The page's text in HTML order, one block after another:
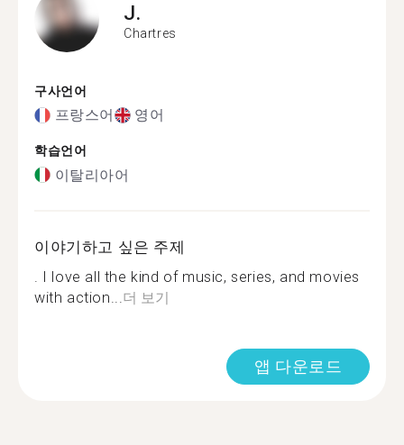
J.
Chartres
구사언어
프랑스어 영어
학습언어
이탈리아어
이야기하고 싶은 주제
. I love all the kind of music, series, and movies
with action... 더 보기
앱 다운로드